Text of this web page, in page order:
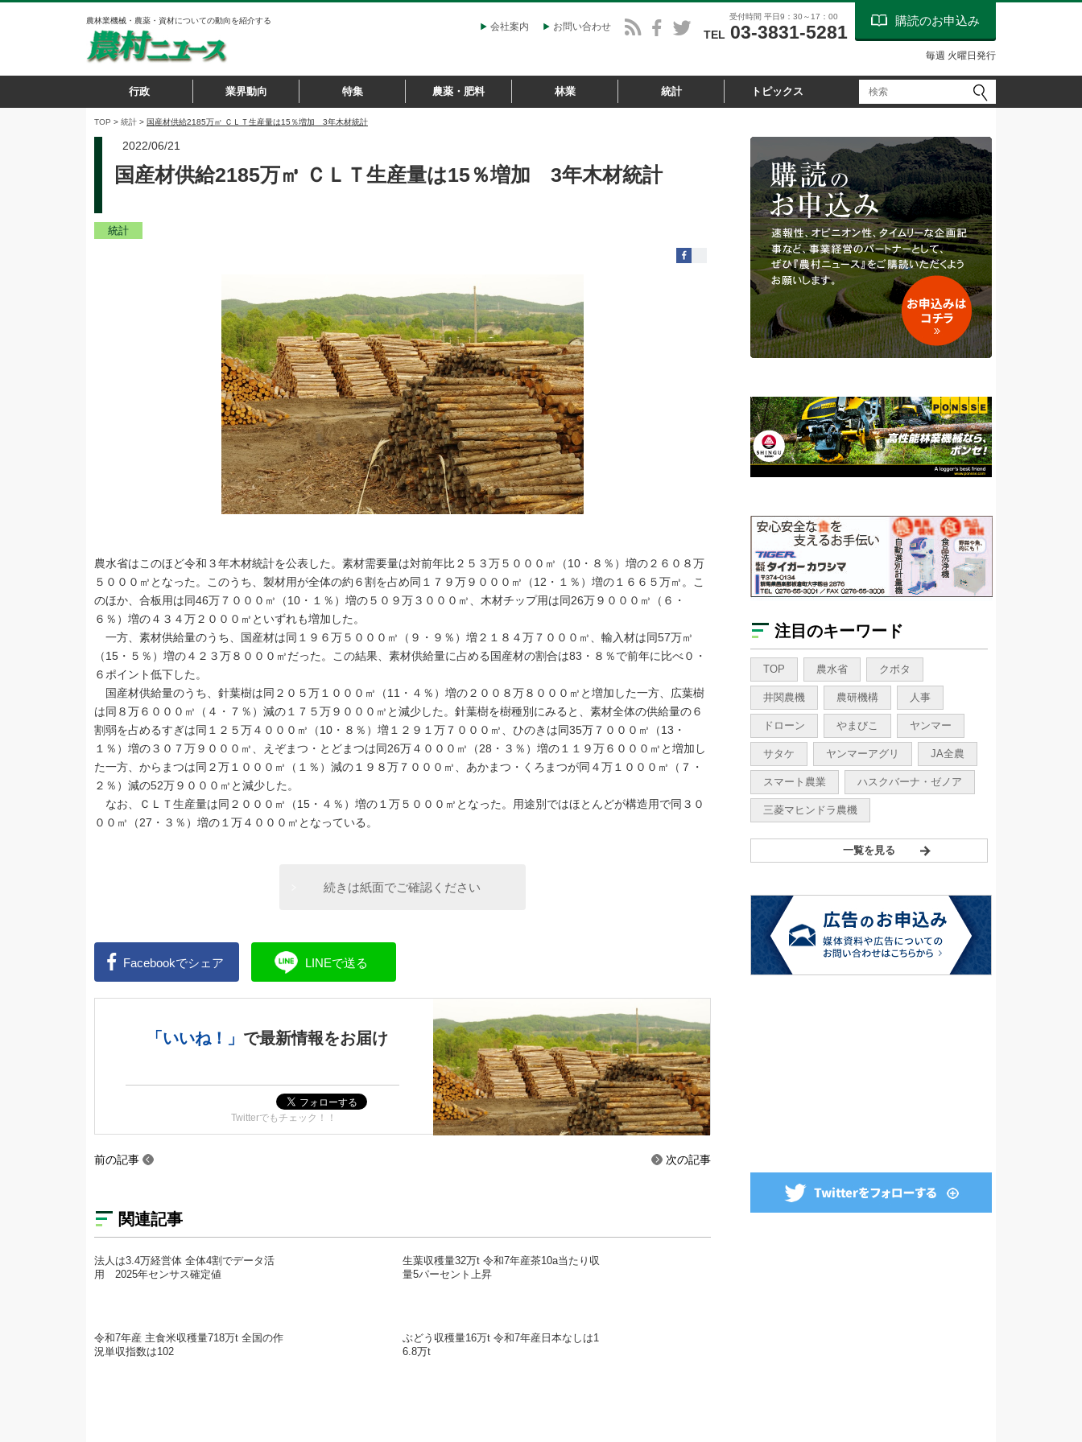
農林業機械・農薬・資材についての動向を紹介する
会社案内 お問い合わせ
受付時間 平日9：30～17：00
TEL 03-3831-5281
購読のお申込み
毎週 火曜日発行
行政 業界動向 特集 農薬・肥料 林業 統計 トピックス
TOP > 統計 > 国産材供給2185万㎥ ＣＬＴ生産量は15％増加 3年木材統計
2022/06/21
国産材供給2185万㎥ ＣＬＴ生産量は15％増加 3年木材統計
統計
農水省はこのほど令和３年木材統計を公表した。素材需要量は対前年比２５３万５０００㎥（10・８％）増の２６０８万
５０００㎥となった。このうち、製材用が全体の約６割を占め同１７９万９０００㎥（12・１％）増の１６６５万㎥。こ
のほか、合板用は同46万７０００㎥（10・１％）増の５０９万３０００㎥、木材チップ用は同26万９０００㎥（６・
６％）増の４３４万２０００㎥といずれも増加した。
一方、素材供給量のうち、国産材は同１９６万５０００㎥（９・９％）増２１８４万７０００㎥、輸入材は同57万㎥
（15・５％）増の４２３万８０００㎥だった。この結果、素材供給量に占める国産材の割合は83・８％で前年に比べ０・
６ポイント低下した。
国産材供給量のうち、針葉樹は同２０５万１０００㎥（11・４％）増の２００８万８０００㎥と増加した一方、広葉樹
は同８万６０００㎥（４・７％）減の１７５万９０００㎥と減少した。針葉樹を樹種別にみると、素材全体の供給量の６
割弱を占めるすぎは同１２５万４０００㎥（10・８％）増１２９１万７０００㎥、ひのきは同35万７０００㎥（13・
１％）増の３０７万９０００㎥、えぞまつ・とどまつは同26万４０００㎥（28・３％）増の１１９万６０００㎥と増加し
た一方、からまつは同２万１０００㎥（１％）減の１９８万７０００㎥、あかまつ・くろまつが同４万１０００㎥（７・
２％）減の52万９０００㎥と減少した。
なお、ＣＬＴ生産量は同２０００㎥（15・４％）増の１万５０００㎥となった。用途別ではほとんどが構造用で同３０
００㎥（27・３％）増の１万４０００㎥となっている。
続きは紙面でご確認ください
Facebookでシェア LINEで送る
「いいね！」 で最新情報をお届け
Twitterでもチェック！！
前の記事 次の記事
関連記事
法人は3.4万経営体 全体4割でデータ活
用 2025年センサス確定値
生葉収穫量32万t 令和7年産茶10a当たり収
量5パーセント上昇
令和7年産 主食米収穫量718万t 全国の作
況単収指数は102
ぶどう収穫量16万t 令和7年産日本なしは1
6.8万t
注目のキーワード
TOP 農水省 クボタ
井関農機 農研機構 人事
ドローン やまびこ ヤンマー
サタケ ヤンマーアグリ JA全農
スマート農業 ハスクバーナ・ゼノア
三菱マヒンドラ農機
一覧を見る